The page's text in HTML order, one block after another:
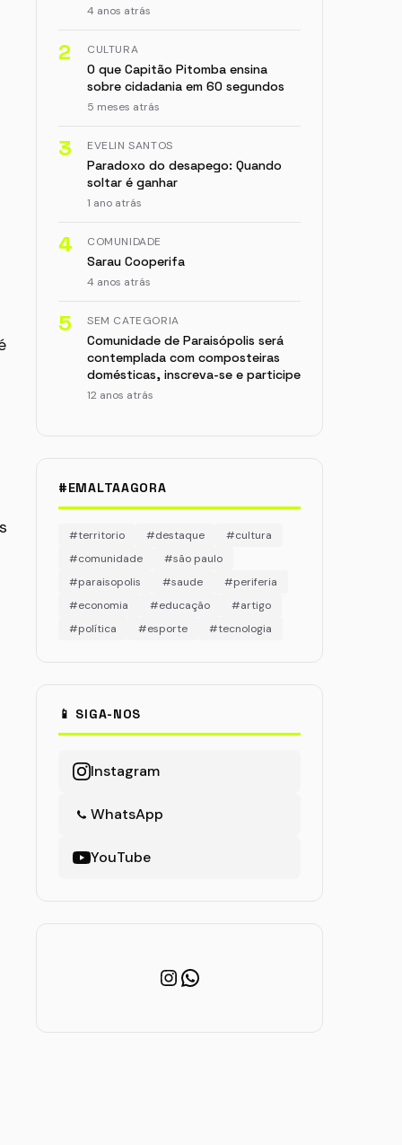
4 anos atrás
2 CULTURA
O que Capitão Pitomba ensina
sobre cidadania em 60 segundos
5 meses atrás
3 EVELIN SANTOS
Paradoxo do desapego: Quando
soltar é ganhar
1 ano atrás
4 COMUNIDADE
Sarau Cooperifa
4 anos atrás
5 SEM CATEGORIA
Comunidade de Paraisópolis será
contemplada com composteiras
domésticas, inscreva-se e participe
12 anos atrás
#EMALTAAGORA
#territorio #destaque
#cultura
#comunidade
#são paulo
#paraisopolis
#saude
#periferia
#economia
#educação
#artigo
#política
#esporte #tecnologia
📱 SIGA-NOS
Instagram
WhatsApp
YouTube
Instagram
WhatsApp